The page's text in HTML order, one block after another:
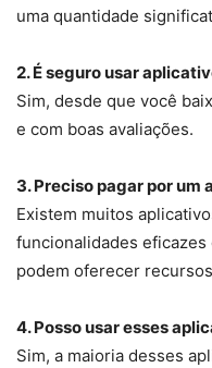
uma quantidade
2. É seguro usar
Sim, desde que você
e com boas avaliações.
3. Preciso pagar por um
Existem muitos
funcionalidades eficazes
podem oferecer
4. Posso usar esses
Sim, a maioria desses